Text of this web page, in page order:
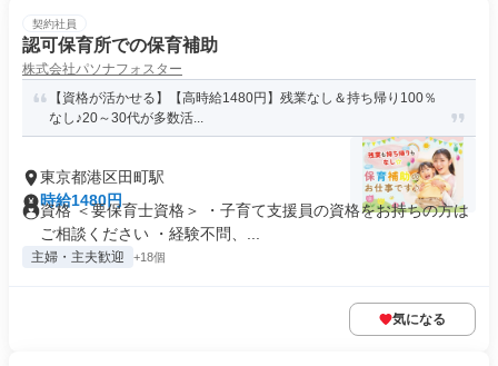
契約社員
認可保育所での保育補助
株式会社パソナフォスター
【資格が活かせる】【高時給1480円】残業なし＆持ち帰り100％
なし♪20～30代が多数活...
東京都港区田町駅
時給1480円
資格 ＜要保育士資格＞ ・子育て支援員の資格をお持ちの方は
ご相談ください ・経験不問、...
主婦・主夫歓迎 +18個
気になる